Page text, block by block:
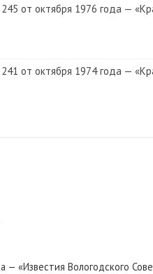
от октября 1976 года —
от октября 1974 года —
«Известия Вологодского